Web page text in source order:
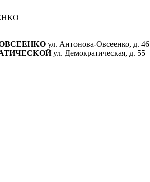
ул. Антонова-Овсеенко, д. 46
ул. Демократическая, д. 55